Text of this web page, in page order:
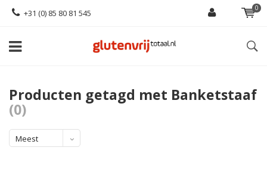
+31 (0) 85 80 81 545 0
Producten getagd met Banketstaaf
(0)
Meest